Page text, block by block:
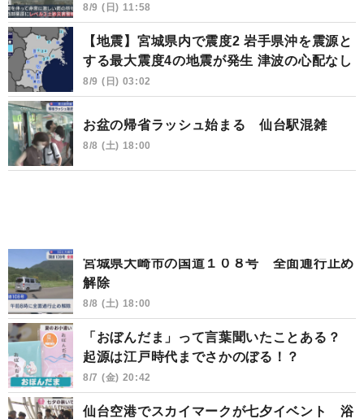
8/9 (日) 11:58
【地震】宮城県内で震度2 岩手県沖を震源と
する最大震度4の地震が発生 津波の心配なし
8/9 (日) 03:02
お盆の帰省ラッシュ始まる 仙台駅混雑
8/8 (土) 18:00
宮城県大崎市の国道１０８号 全面通行止め
解除
8/8 (土) 18:00
「おぼんだま」って言葉聞いたことある？
起源は江戸時代までさかのぼる！？
8/7 (金) 20:42
仙台空港でスカイマークが七夕イベント 浴